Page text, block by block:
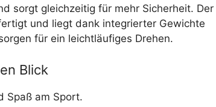
sorgt gleichzeitig für mehr Sicherheit. Der
und liegt dank integrierter Gewichte
für ein leichtläufiges Drehen.
Blick
Spaß am Sport.